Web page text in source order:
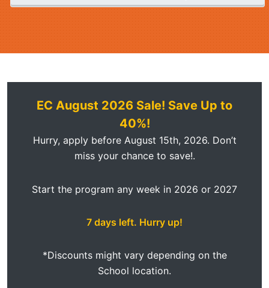
EC August 2026 Sale! Save Up to
40%!
Hurry, apply before August 15th, 2026. Don’t
miss your chance to save!.
Start the program any week in 2026 or 2027
7 days left. Hurry up!
*Discounts might vary depending on the
School location.